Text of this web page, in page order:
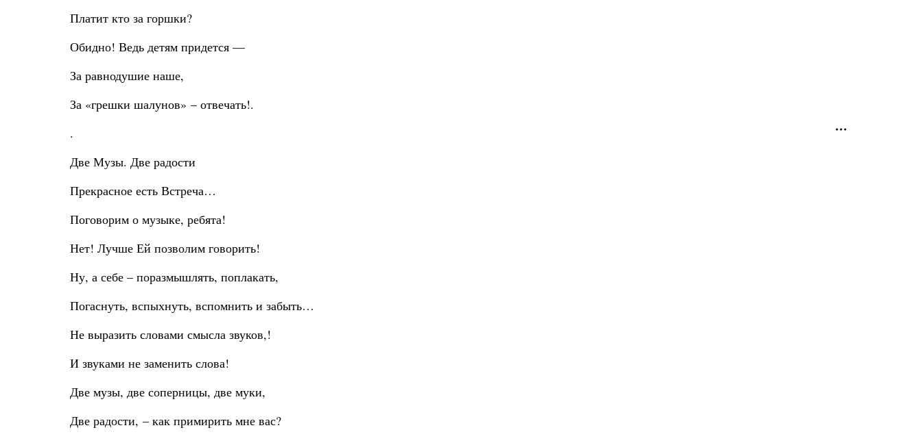
Платит кто за горшки?
Обидно! Ведь детям придется —
За равнодушие наше,
За «грешки шалунов» – отвечать!.
.
Две Музы. Две радости
Прекрасное есть Встреча…
Поговорим о музыке, ребята!
Нет! Лучше Ей позволим говорить!
Ну, а себе – поразмышлять, поплакать,
Погаснуть, вспыхнуть, вспомнить и забыть…
Не выразить словами смысла звуков,!
И звуками не заменить слова!
Две музы, две соперницы, две муки,
Две радости, – как примирить мне вас?